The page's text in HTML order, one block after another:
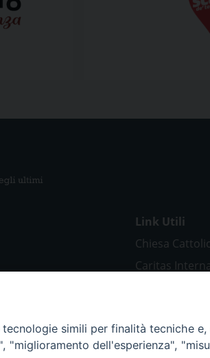
Link Utili
Chiesa
Caritas
Avvenire
Sir
simili per finalità tecniche
"miglioramento dell'esperienza",